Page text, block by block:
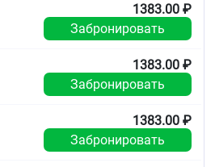
1383.00 ₽
Забронировать
1383.00 ₽
Забронировать
1383.00 ₽
Забронировать